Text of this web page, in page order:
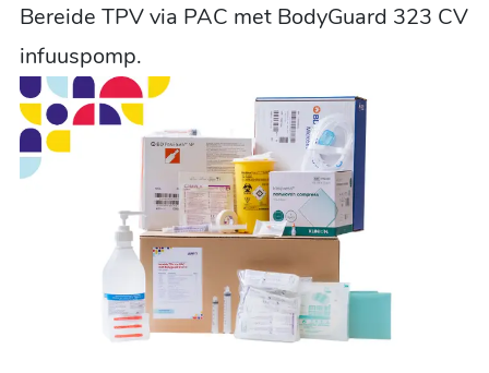
Bereide TPV via PAC met BodyGuard 323 CV
infuuspomp.